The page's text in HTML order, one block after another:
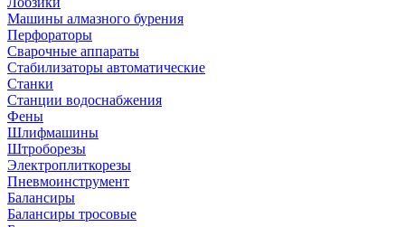
Машины алмазного бурения
Перфораторы
Сварочные аппараты
Стабилизаторы автоматические
Станки
Станции водоснабжения
Фены
Шлифмашины
Штроборезы
Электроплиткорезы
Пневмоинструмент
Балансиры
Балансиры тросовые